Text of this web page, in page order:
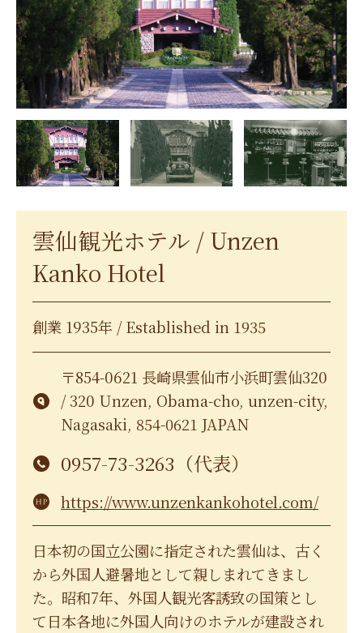
雲仙観光ホテル / Unzen
Kanko Hotel
創業 1935年 / Established in 1935
〒854-0621 長崎県雲仙市小浜町雲仙320
/ 320 Unzen, Obama-cho, unzen-city,
Nagasaki, 854-0621 JAPAN
0957-73-3263（代表）
https://www.unzenkankohotel.com/
日本初の国立公園に指定された雲仙は、古く
から外国人避暑地として親しまれてきまし
た。昭和7年、外国人観光客誘致の国策とし
て日本各地に外国人向けのホテルが建設され